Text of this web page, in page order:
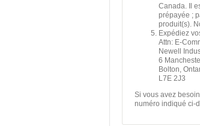
Canada. Il
prépayée ;
produit(s).
Expédiez
Attn: E-
Newell
6
Bolton,
L7E 2J3
Si vous avez
numéro indiqué ci-